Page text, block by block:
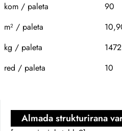
kom / paleta
90
m² / paleta
kg / paleta
1472
red / paleta
10
Almada strukturirana